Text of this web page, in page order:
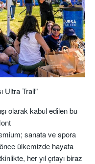
UltraTrail”
olarak kabul edilen bu
sanata ve spora
ülkemizde hayata
her yıl çıtayı biraz